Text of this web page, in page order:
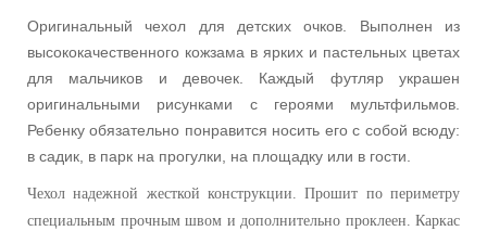
Оригинальный чехол для детских очков. Выполнен из
высококачественного кожзама в ярких и пастельных цветах
для мальчиков и девочек. Каждый футляр украшен
оригинальными рисунками с героями мультфильмов.
Ребенку обязательно понравится носить его с собой всюду:
в садик, в парк на прогулки, на площадку или в гости.
Чехол надежной жесткой конструкции. Прошит по периметру
специальным прочным швом и дополнительно проклеен. Каркас